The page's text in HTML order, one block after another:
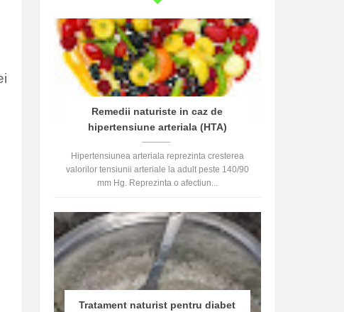
Remedii naturiste in caz de
hipertensiune arteriala (HTA)
Hipertensiunea arteriala reprezinta cresterea
valorilor tensiunii arteriale la adult peste 140/90
mm Hg. Reprezinta o afectiun...
Tratament naturist pentru diabet